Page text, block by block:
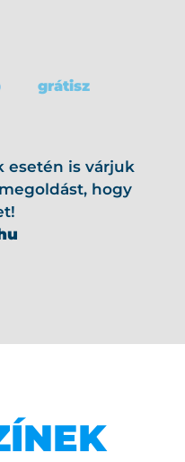
grátisz
esetén is várjuk
hogy